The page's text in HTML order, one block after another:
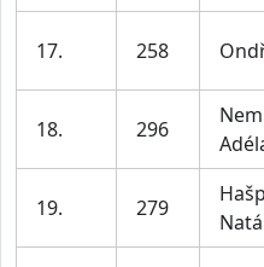
17. 258
18. 296
19. 279